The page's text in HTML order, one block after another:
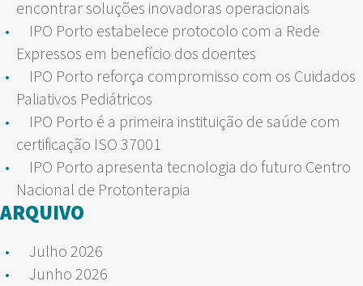
encontrar soluções inovadoras operacionais
IPO Porto estabelece protocolo com a Rede
Expressos em benefício dos doentes
IPO Porto reforça compromisso com os Cuidados
Paliativos Pediátricos
IPO Porto é a primeira instituição de saúde com
certificação ISO 37001
IPO Porto apresenta tecnologia do futuro Centro
Nacional de Protonterapia
ARQUIVO
Julho 2026
Junho 2026